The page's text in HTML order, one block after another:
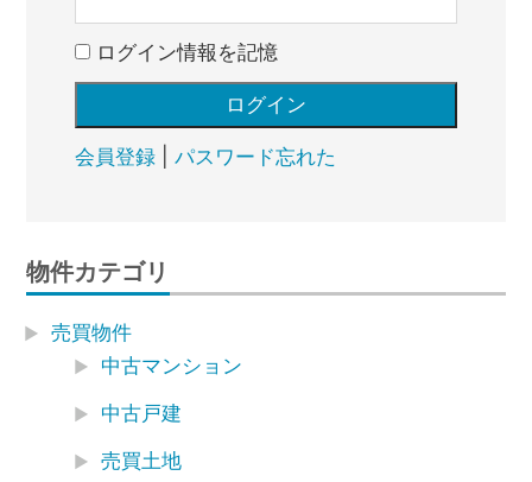
ログイン情報を記憶
会員登録| パスワード忘れた
物件カテゴリ
売買物件
中古マンション
中古戸建
売買土地